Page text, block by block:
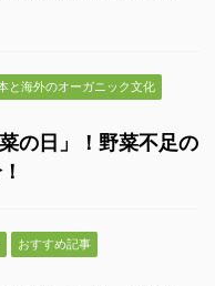
と海外のオーガニック文化
の日」！野菜不足の
おすすめ記事